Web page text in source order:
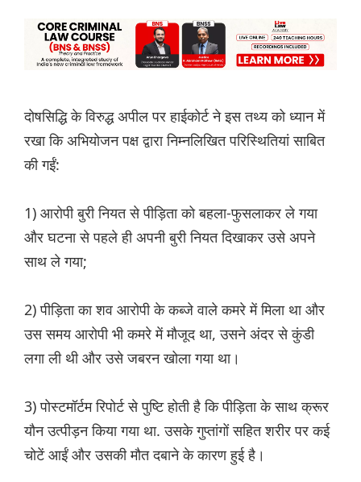
दोषसिद्धि के विरुद्ध अपील पर हाईकोर्ट ने इस तथ्य को ध्यान में
रखा कि अभियोजन पक्ष द्वारा निम्नलिखित परिस्थितियां साबित
की गईं:
1) आरोपी बुरी नियत से पीड़िता को बहला-फुसलाकर ले गया
और घटना से पहले ही अपनी बुरी नियत दिखाकर उसे अपने
साथ ले गया;
2) पीड़िता का शव आरोपी के कब्जे वाले कमरे में मिला था और
उस समय आरोपी भी कमरे में मौजूद था, उसने अंदर से कुंडी
लगा ली थी और उसे जबरन खोला गया था।
3) पोस्टमॉर्टम रिपोर्ट से पुष्टि होती है कि पीड़िता के साथ क्रूर
यौन उत्पीड़न किया गया था. उसके गुप्तांगों सहित शरीर पर कई
चोटें आईं और उसकी मौत दबाने के कारण हुई है।